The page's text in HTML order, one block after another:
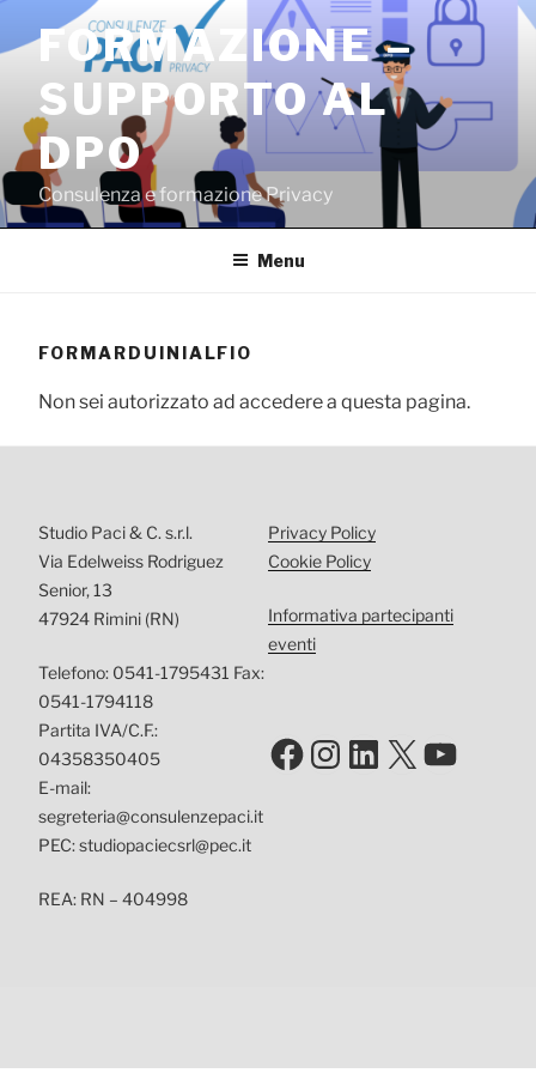
contenuto
FORMAZIONE –
SUPPORTO AL
DPO
Consulenza e formazione Privacy
Menu
FORMARDUINIALFIO
Non sei autorizzato ad accedere a questa pagina.
Studio Paci & C. s.r.l.
Via Edelweiss Rodriguez
Senior, 13
47924 Rimini (RN)
Telefono: 0541-1795431 Fax:
0541-1794118
Partita IVA/C.F.:
04358350405
E-mail:
segreteria@consulenzepaci.it
PEC: studiopaciecsrl@pec.it
REA: RN – 404998
Privacy Policy
Cookie Policy
Informativa partecipanti
eventi
Facebook
Instagram
LinkedIn
X